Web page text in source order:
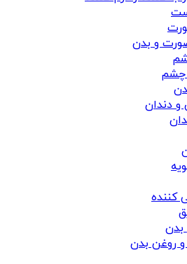
و بدن
چشم
دندان
کننده
بدن
روغن بدن